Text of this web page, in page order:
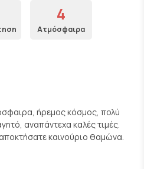
4
Ατμόσφαιρα
ήρεμος κόσμος, πολύ
αναπάντεχα καλές τιμές.
καινούριο θαμώνα.